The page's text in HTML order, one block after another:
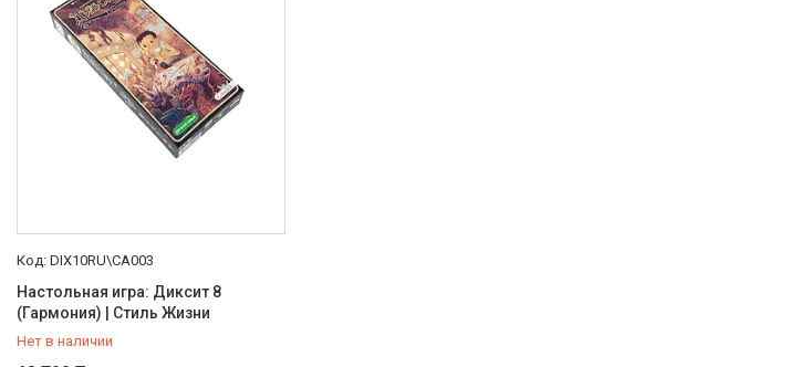
DIX10RU\CA003
Настольная игра: Диксит 8
(Гармония) | Стиль Жизни
Нет в наличии